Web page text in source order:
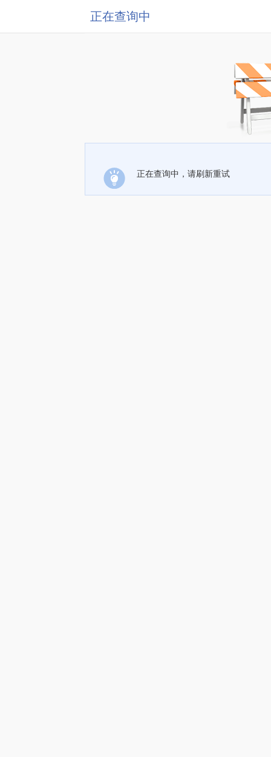
正在查询中
正在查询中，请刷新重试